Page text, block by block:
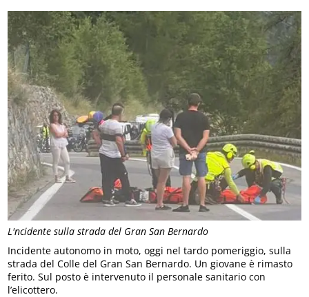
L'ncidente sulla strada del Gran San Bernardo
Incidente autonomo in moto, oggi nel tardo pomeriggio, sulla
strada del Colle del Gran San Bernardo. Un giovane è rimasto
ferito. Sul posto è intervenuto il personale sanitario con
l’elicottero.